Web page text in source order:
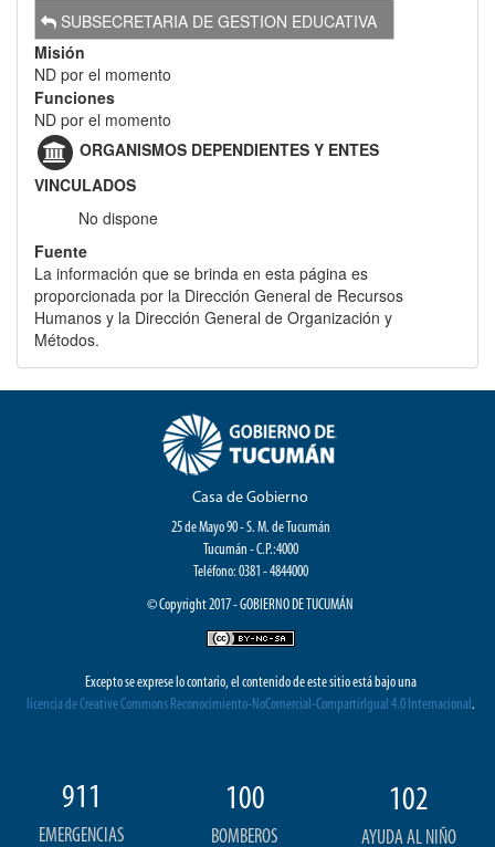
SUBSECRETARIA DE GESTION EDUCATIVA
Misión
ND por el momento
Funciones
ND por el momento
ORGANISMOS DEPENDIENTES Y ENTES
VINCULADOS
No dispone
Fuente
La información que se brinda en esta página es
proporcionada por la Dirección General de Recursos
Humanos y la Dirección General de Organización y
Métodos.
Casa de Gobierno
25 de Mayo 90 - S. M. de Tucumán
Tucumán - C.P.:4000
Teléfono: 0381 - 4844000
© Copyright 2017 - GOBIERNO DE TUCUMÁN
Excepto se exprese lo contario, el contenido de este sitio está bajo una
licencia de Creative Commons Reconocimiento-NoComercial-CompartirIgual 4.0 Internacional .
911
EMERGENCIAS
100
BOMBEROS
102
AYUDA AL NIÑO